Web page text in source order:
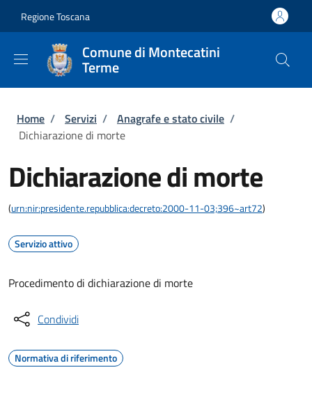
Regione Toscana
Comune di Montecatini
Terme
Briciole di pane
Home / Servizi / Anagrafe e stato civile /
Dichiarazione di morte
Dichiarazione di morte
(urn:nir:presidente.repubblica:decreto:2000-11-03;396~art72)
Servizio attivo
Procedimento di dichiarazione di morte
Condividi
Normativa di riferimento